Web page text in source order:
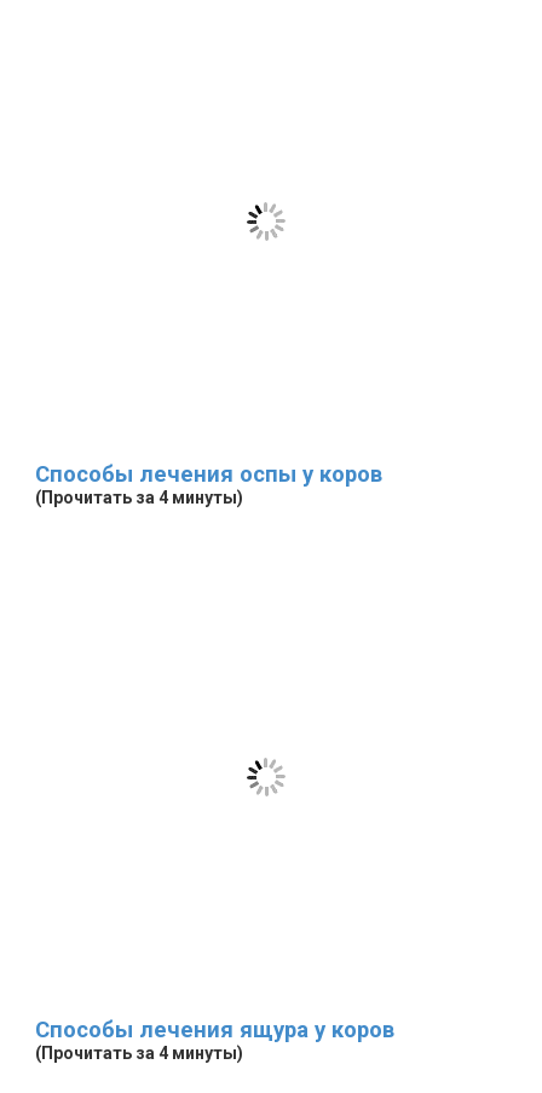
Способы лечения оспы у коров
(Прочитать за 4 минуты)
Способы лечения ящура у коров
(Прочитать за 4 минуты)